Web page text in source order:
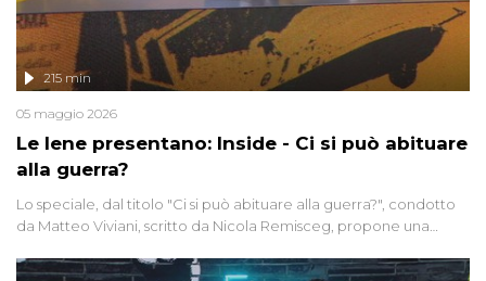
Le Iene presentano: Inside - Ci si può abituare
alla guerra?
215 min
05 maggio 2026
Lo speciale, dal titolo "Ci si può abituare alla guerra?", condotto
da Matteo Viviani, scritto da Nicola Remisceg, propone una
di settore - su quanto la guerra sia diventata una realtà pervasiva.